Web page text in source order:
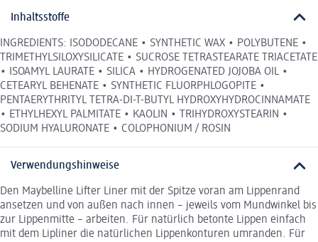
Inhaltsstoffe
INGREDIENTS: ISODODECANE • SYNTHETIC WAX • POLYBUTENE •
TRIMETHYLSILOXYSILICATE • SUCROSE TETRASTEARATE TRIACETATE
• ISOAMYL LAURATE • SILICA • HYDROGENATED JOJOBA OIL •
CETEARYL BEHENATE • SYNTHETIC FLUORPHLOGOPITE •
PENTAERYTHRITYL TETRA-DI-T-BUTYL HYDROXYHYDROCINNAMATE
• ETHYLHEXYL PALMITATE • KAOLIN • TRIHYDROXYSTEARIN •
SODIUM HYALURONATE • COLOPHONIUM / ROSIN
Verwendungshinweise
Den Maybelline Lifter Liner mit der Spitze voran am Lippenrand
ansetzen und von außen nach innen – jeweils vom Mundwinkel bis
zur Lippenmitte – arbeiten. Für natürlich betonte Lippen einfach
mit dem Lipliner die natürlichen Lippenkonturen umranden. Für